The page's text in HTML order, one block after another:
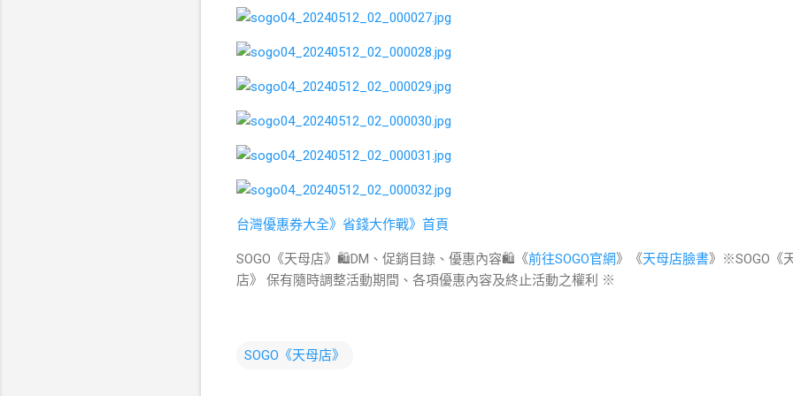
台灣優惠券大全》省錢大作戰》首頁
SOGO《天母店》🛍DM、促銷目錄、優惠內容🛍《前往SOGO官網》《天母店臉書》※SOGO《
店》 保有隨時調整活動期間、各項優惠內容及終止活動之權利 ※
SOGO《天母店》